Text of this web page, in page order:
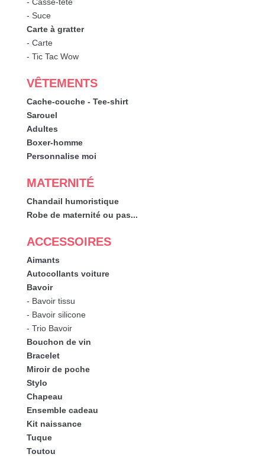
- Casse-tête
- Suce
Carte à gratter
- Carte
- Tic Tac Wow
VÊTEMENTS
Cache-couche - Tee-shirt
Sarouel
Adultes
Boxer-homme
Personnalise moi
MATERNITÉ
Chandail humoristique
Robe de maternité ou pas...
ACCESSOIRES
Aimants
Autocollants voiture
Bavoir
- Bavoir tissu
- Bavoir silicone
- Trio Bavoir
Bouchon de vin
Bracelet
Miroir de poche
Stylo
Chapeau
Ensemble cadeau
Kit naissance
Tuque
Toutou